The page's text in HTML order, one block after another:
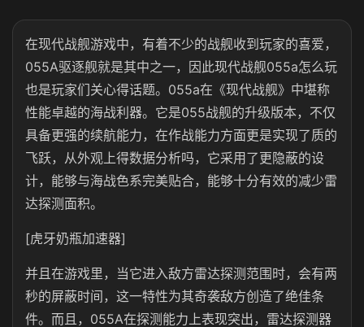
在现代战舰游戏中，有着不少的战舰收到玩家的喜爱，
055A驱逐舰就是其中之一，因此现代战舰055a怎么玩
也是玩家们关心得话题。055a在《现代战舰》中堪称
性能卓越的海战利器。它是055战舰的升级版本，不仅
具备更强的续航能力，在作战能力方面更是实现了质的
飞跃，从外观上得数据分析吗，它采用了更隐蔽的设
计，能够与海战色系完美贴合，能够十分有效的减少雷
达探测面积。
[虎牙奶瓶加速器]
并且在游戏里，当它进入敌方雷达探测范围时，会有两
秒的屏蔽时间，这一特性为其奇袭敌方创造了绝佳条
件。而且，055A在探测能力上表现突出，雷达探测器